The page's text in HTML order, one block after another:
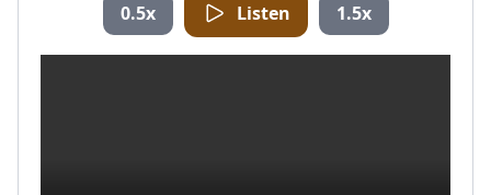
0.5x Listen 1.5x